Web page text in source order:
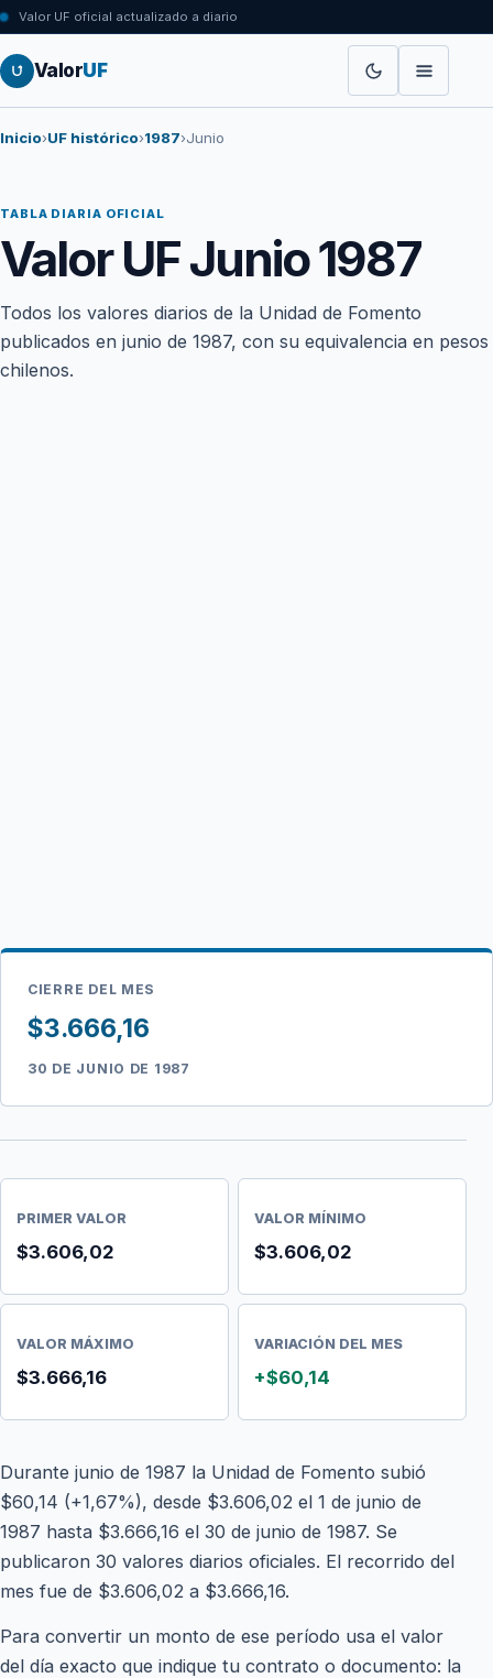
Valor UF oficial actualizado a diario
ValorUF
Inicio›UF histórico›1987›Junio
TABLA DIARIA OFICIAL
Valor UF Junio 1987
Todos los valores diarios de la Unidad de Fomento
publicados en junio de 1987, con su equivalencia en pesos
chilenos.
CIERRE DEL MES
$3.666,16
30 DE JUNIO DE 1987
PRIMER VALOR
$3.606,02
VALOR MÍNIMO
$3.606,02
VALOR MÁXIMO
$3.666,16
VARIACIÓN DEL MES
+$60,14
Durante junio de 1987 la Unidad de Fomento subió
$60,14 (+1,67%), desde $3.606,02 el 1 de junio de
1987 hasta $3.666,16 el 30 de junio de 1987. Se
publicaron 30 valores diarios oficiales. El recorrido del
mes fue de $3.606,02 a $3.666,16.
Para convertir un monto de ese período usa el valor
del día exacto que indique tu contrato o documento: la